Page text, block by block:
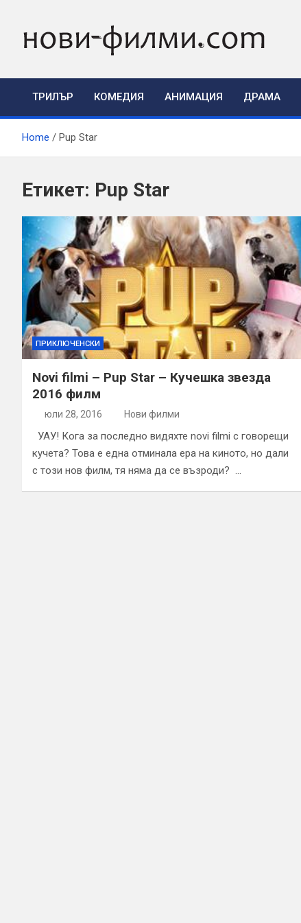
content
ТРИЛЪР КОМЕДИЯ АНИМАЦИЯ ДРАМА
Home Pup Star
Етикет: Pup Star
ПРИКЛЮЧЕНСКИ
Novi filmi – Pup Star – Кучешка звезда
2016 филм
юли 28, 2016 Нови филми
УАУ! Кога за последно видяхте novi filmi с говорещи
кучета? Това е една отминала ера на киното, но дали
с този нов филм, тя няма да се възроди? …